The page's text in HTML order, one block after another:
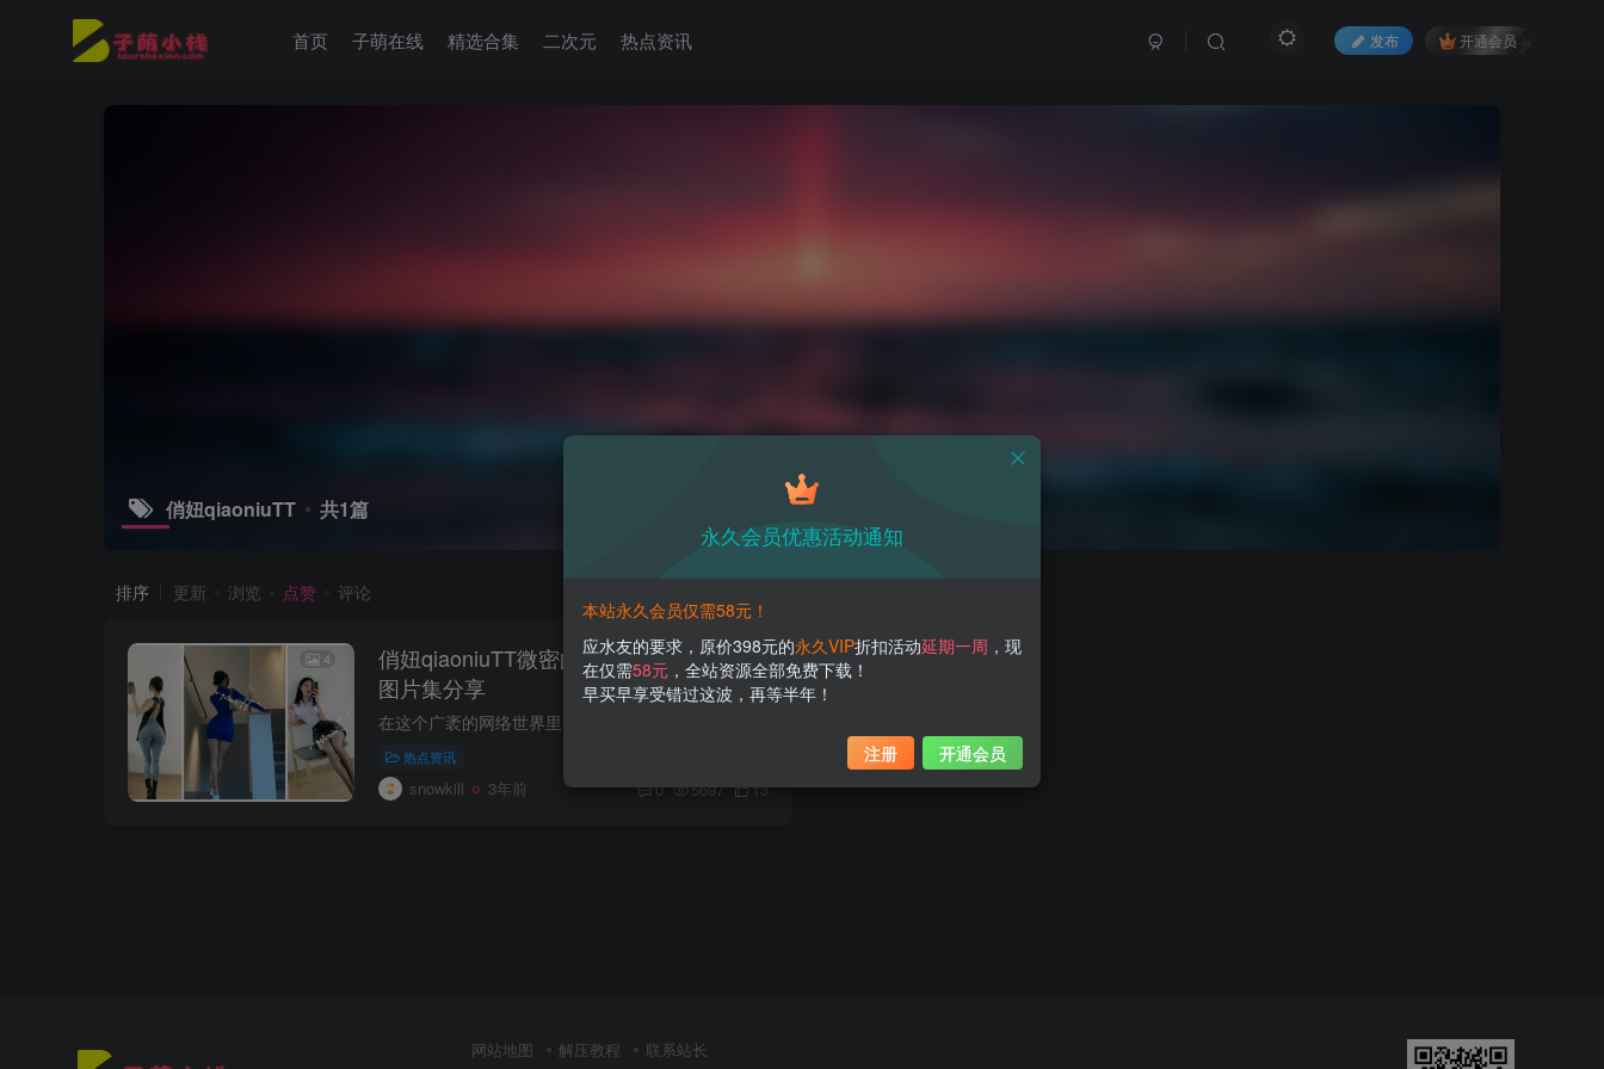
首页 子萌在线 精选合集 二次元 热点资讯 发布 开通会员
俏妞qiaoniuTT 共1篇
排序 更新 浏览 点赞 评论
4
俏妞qiaoniuTT微密的魔力：身材惊艳的
图片集分享
热点资讯
snowkill 3年前 0 5697 13
网站地图 解压教程 联系站长
永久会员优惠活动通知
本站永久会员仅需58元！
应水友的要求，原价398元的永久VIP折扣活动延期一周 ，现
在仅需58元 ，全站资源全部免费下载！
早买早享受错过这波，再等半年！
注册 开通会员